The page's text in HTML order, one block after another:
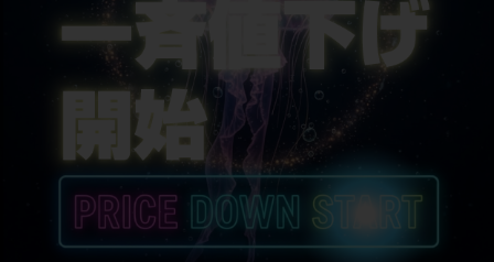
中古：C（使用感あり/キズ、ヨゴレあり）
こちらの自転車は以下の確認を行っております。
変速：正常に動作します。
ブレーキ：正常に動作します。